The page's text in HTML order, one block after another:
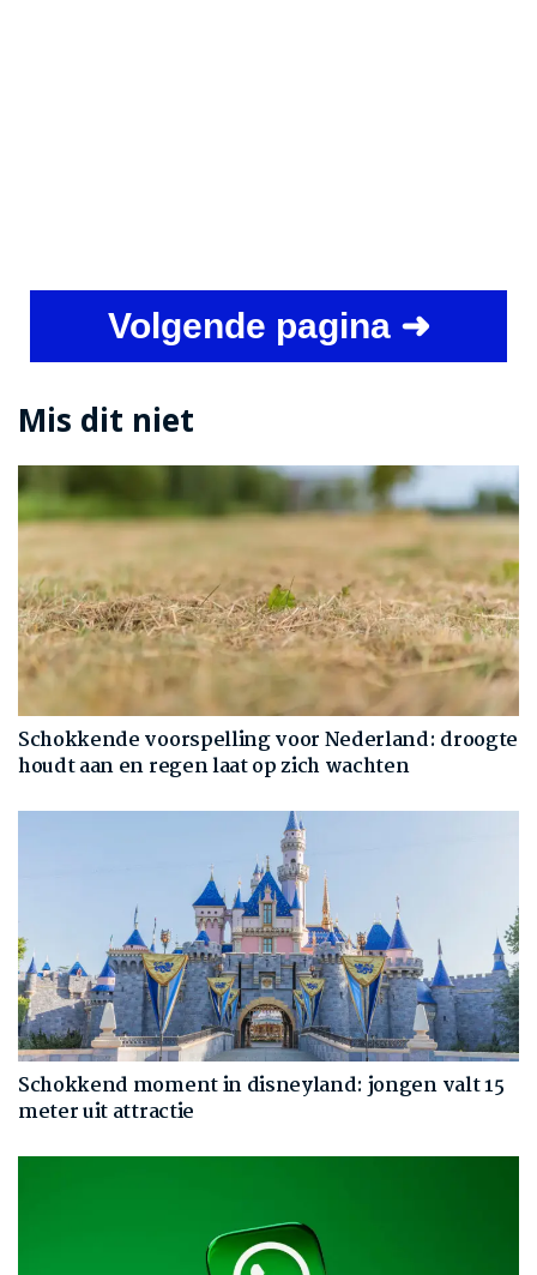
Volgende pagina ➜
Mis dit niet
Schokkende voorspelling voor Nederland: droogte
houdt aan en regen laat op zich wachten
Schokkend moment in disneyland: jongen valt 15
meter uit attractie